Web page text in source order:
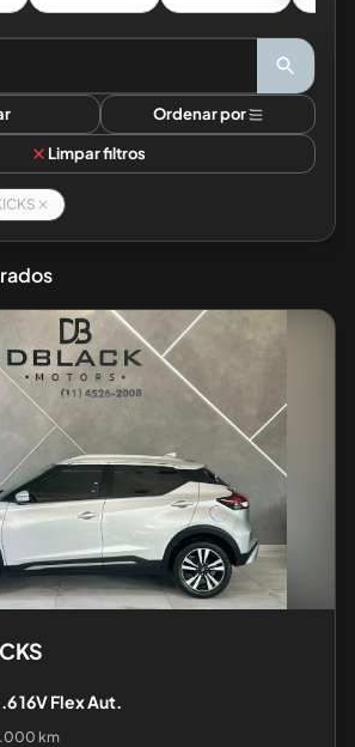
Ordenar por
Limpar filtros
16V Flex Aut.
km